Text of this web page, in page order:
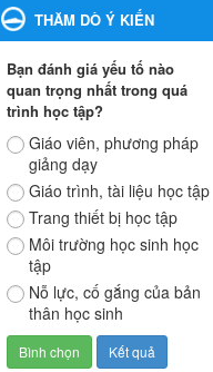
lĩnh vực giáo dục đào tạo
thuộc hệ giáo dục quốc
dân và cơ sở giáo dục khác
thuộc thẩm quyền giải
quyết của Sở Giáo dục và
Đào tạo, Ủy ban nhân dân
cấp huyện
Quyết định công bố thủ tục
hành chính bị bãi bỏ trong lĩnh
vực giáo dục đào tạo thuộc hệ
giáo dục quốc dân và cơ sở
giáo dục khác thuộc thẩm
quyền giải quyết của Sở Giáo
dục và Đào tạo, Ủy ban nhân
dân cấp huyện
Ngày ban hành: 30/09/2024
THĂM DÒ Ý KIẾN
Bạn đánh giá yếu tố nào
quan trọng nhất trong quá
trình học tập?
Giáo viên, phương pháp
giảng dạy
Giáo trình, tài liệu học tập
Trang thiết bị học tập
Môi trường học sinh học
tập
Nỗ lực, cố gắng của bản
thân học sinh